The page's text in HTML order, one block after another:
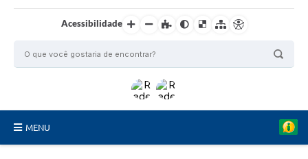
Acessibilidade
MENU